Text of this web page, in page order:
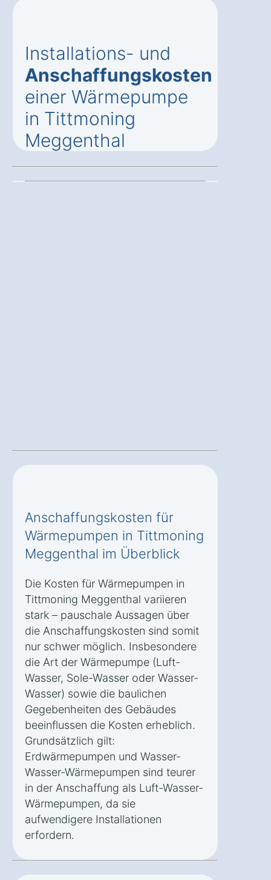
Installations- und
Anschaffungskosten
einer Wärmepumpe
in Tittmoning
Meggenthal
Anschaffungskosten für
Wärmepumpen in Tittmoning
Meggenthal im Überblick
Die Kosten für Wärmepumpen in
Tittmoning Meggenthal variieren
stark – pauschale Aussagen über
die Anschaffungskosten sind somit
nur schwer möglich. Insbesondere
die Art der Wärmepumpe (Luft-
Wasser, Sole-Wasser oder Wasser-
Wasser) sowie die baulichen
Gegebenheiten des Gebäudes
beeinflussen die Kosten erheblich.
Grundsätzlich gilt:
Erdwärmepumpen und Wasser-
Wasser-Wärmepumpen sind teurer
in der Anschaffung als Luft-Wasser-
Wärmepumpen, da sie
aufwendigere Installationen
erfordern.